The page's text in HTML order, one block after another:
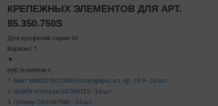
КРЕПЕЖНЫХ ЭЛЕМЕНТОВ ДЛЯ АРТ.
85.350.750S
Для профилей серии 50
Вариант 1
▼
руб./комлпект.
1. Винт М8х20 ISO7380 (полусфера) кл. пр. 10.9 - 24 шт.
2. Шайба плоская D8 DIN125 - 24 шт.
3. Гровер D8 DIN7980 - 24 шт.